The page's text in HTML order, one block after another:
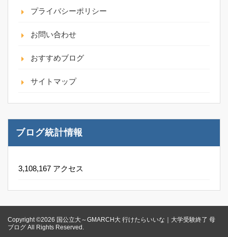
プライバシーポリシー
お問い合わせ
おすすめブログ
サイトマップ
ブログ統計情報
3,108,167 アクセス
Copyright ©2026 国公立大～GMARCH大 行けたらいいな｜大学受験終了 母
ブログ All Rights Reserved.